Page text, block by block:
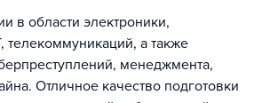
в области электроники,
телекоммуникаций, а также
менеджмента,
Отличное качество подготовки